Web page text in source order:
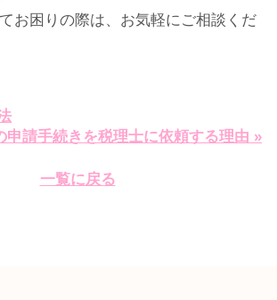
お困りの際は、お気軽にご相談くだ
申請手続きを税理士に依頼する理由 »
一覧に戻る